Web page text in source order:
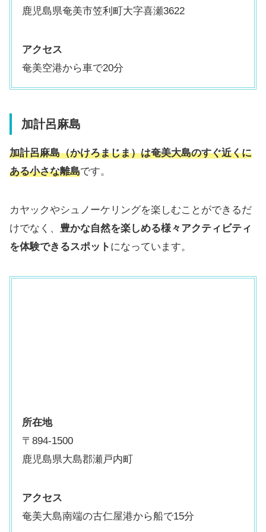
鹿児島県奄美市笠利町大字喜瀬3622
アクセス
奄美空港から車で20分
加計呂麻島
加計呂麻島（かけろまじま）は奄美大島のすぐ近くに
ある小さな離島です。
カヤックやシュノーケリングを楽しむことができるだ
けでなく、 豊かな自然を楽しめる様々アクティビティ
を体験できるスポット になっています。
所在地
〒894-1500
鹿児島県大島郡瀬戸内町
アクセス
奄美大島南端の古仁屋港から船で15分